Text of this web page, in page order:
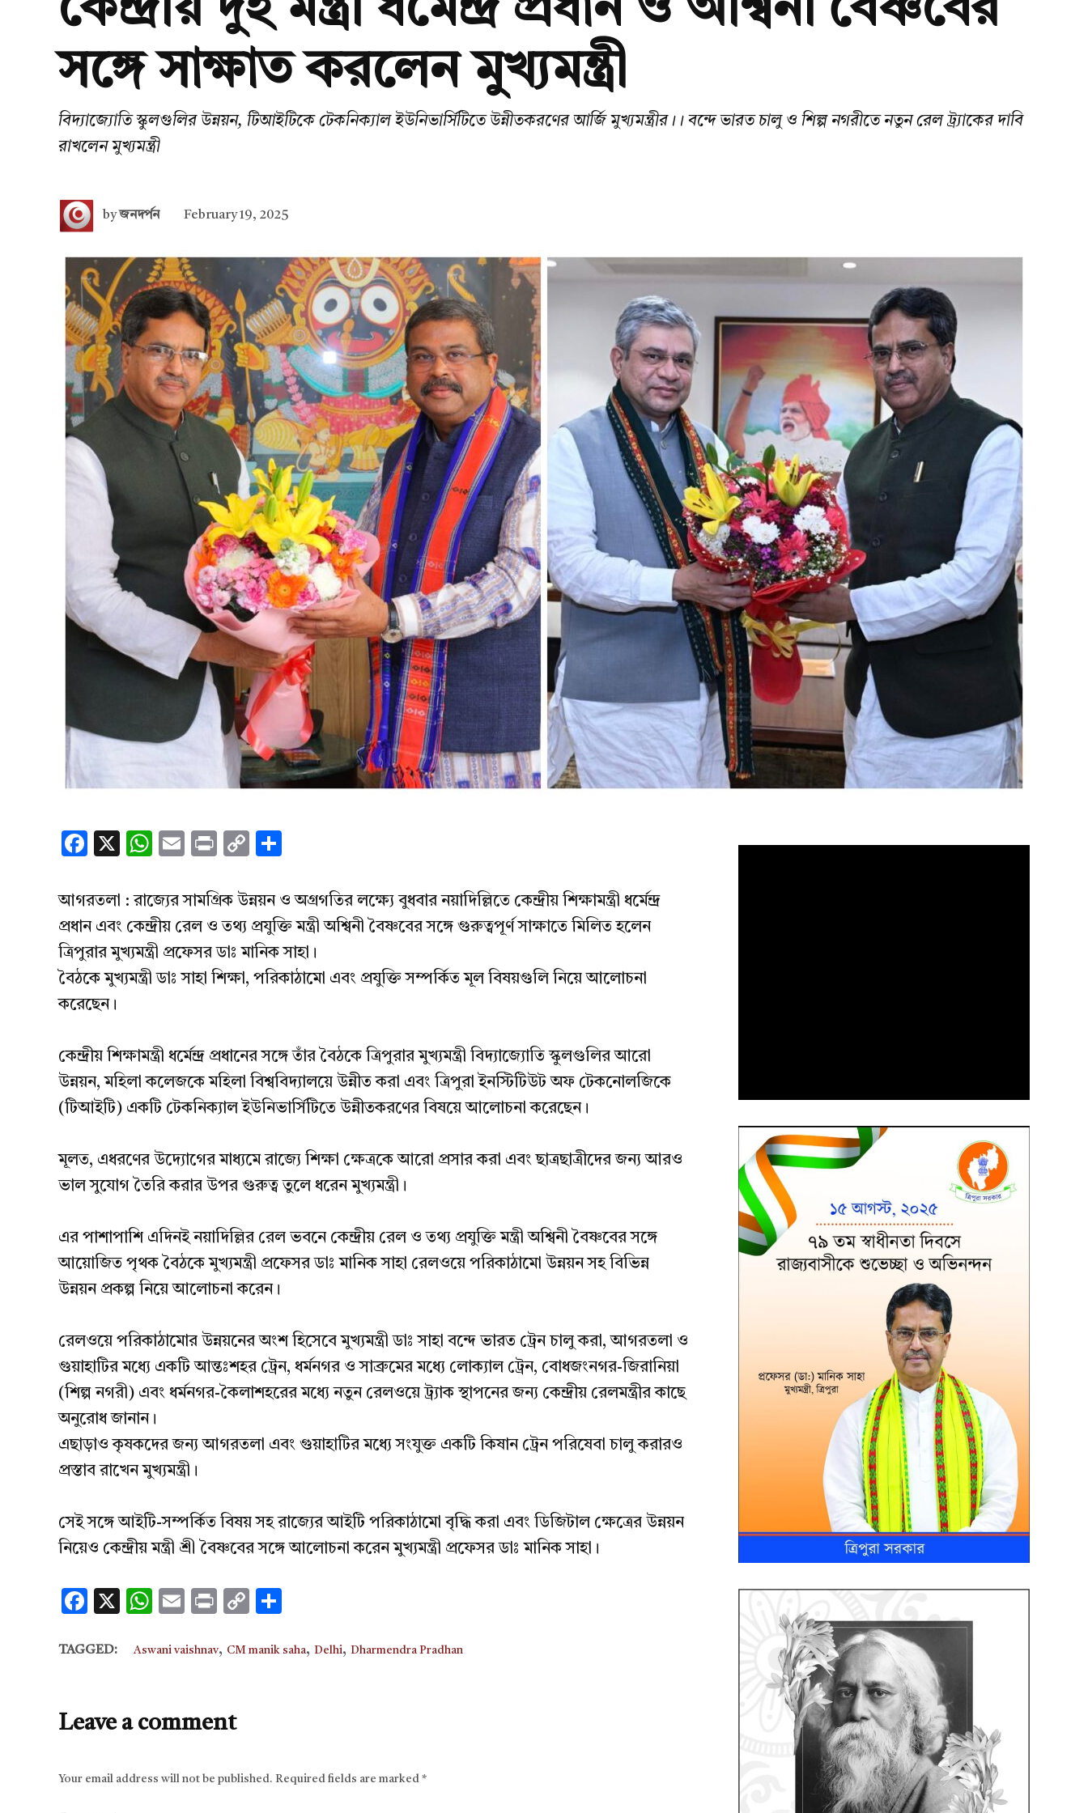
কেন্দ্রীয় দুই মন্ত্রী ধর্মেন্দ্র প্রধান ও অশ্বিনী বৈষ্ণবের
সঙ্গে সাক্ষাত করলেন মুখ্যমন্ত্রী
বিদ্যাজ্যোতি স্কুলগুলির উন্নয়ন, টিআইটিকে টেকনিক্যাল ইউনিভার্সিটিতে উন্নীতকরণের আর্জি মুখ্যমন্ত্রীর।। বন্দে ভারত চালু ও শিল্প নগরীতে নতুন রেল ট্র্যাকের দাবি
রাখলেন মুখ্যমন্ত্রী
byজনদর্পন February 19, 2025
Facebook
X WhatsApp
EmailPrintCopy
আগরতলা : রাজ্যের সামগ্রিক উন্নয়ন ও অগ্রগতির লক্ষ্যে বুধবার নয়াদিল্লিতে কেন্দ্রীয় শিক্ষামন্ত্রী ধর্মেন্দ্র
প্রধান এবং কেন্দ্রীয় রেল ও তথ্য প্রযুক্তি মন্ত্রী অশ্বিনী বৈষ্ণবের সঙ্গে গুরুত্বপূর্ণ সাক্ষাতে মিলিত হলেন
ত্রিপুরার মুখ্যমন্ত্রী প্রফেসর ডাঃ মানিক সাহা।
বৈঠকে মুখ্যমন্ত্রী ডাঃ সাহা শিক্ষা, পরিকাঠামো এবং প্রযুক্তি সম্পর্কিত মূল বিষয়গুলি নিয়ে আলোচনা
করেছেন।
কেন্দ্রীয় শিক্ষামন্ত্রী ধর্মেন্দ্র প্রধানের সঙ্গে তাঁর বৈঠকে ত্রিপুরার মুখ্যমন্ত্রী বিদ্যাজ্যোতি স্কুলগুলির আরো
উন্নয়ন, মহিলা কলেজকে মহিলা বিশ্ববিদ্যালয়ে উন্নীত করা এবং ত্রিপুরা ইনস্টিটিউট অফ টেকনোলজিকে
(টিআইটি) একটি টেকনিক্যাল ইউনিভার্সিটিতে উন্নীতকরণের বিষয়ে আলোচনা করেছেন।
মূলত, এধরণের উদ্যোগের মাধ্যমে রাজ্যে শিক্ষা ক্ষেত্রকে আরো প্রসার করা এবং ছাত্রছাত্রীদের জন্য আরও
ভাল সুযোগ তৈরি করার উপর গুরুত্ব তুলে ধরেন মুখ্যমন্ত্রী।
এর পাশাপাশি এদিনই নয়াদিল্লির রেল ভবনে কেন্দ্রীয় রেল ও তথ্য প্রযুক্তি মন্ত্রী অশ্বিনী বৈষ্ণবের সঙ্গে
আয়োজিত পৃথক বৈঠকে মুখ্যমন্ত্রী প্রফেসর ডাঃ মানিক সাহা রেলওয়ে পরিকাঠামো উন্নয়ন সহ বিভিন্ন
উন্নয়ন প্রকল্প নিয়ে আলোচনা করেন।
রেলওয়ে পরিকাঠামোর উন্নয়নের অংশ হিসেবে মুখ্যমন্ত্রী ডাঃ সাহা বন্দে ভারত ট্রেন চালু করা, আগরতলা ও
গুয়াহাটির মধ্যে একটি আন্তঃশহর ট্রেন, ধর্মনগর ও সাব্রুমের মধ্যে লোক্যাল ট্রেন, বোধজংনগর-জিরানিয়া
(শিল্প নগরী) এবং ধর্মনগর-কৈলাশহরের মধ্যে নতুন রেলওয়ে ট্র্যাক স্থাপনের জন্য কেন্দ্রীয় রেলমন্ত্রীর কাছে
অনুরোধ জানান।
এছাড়াও কৃষকদের জন্য আগরতলা এবং গুয়াহাটির মধ্যে সংযুক্ত একটি কিষান ট্রেন পরিষেবা চালু করারও
প্রস্তাব রাখেন মুখ্যমন্ত্রী।
সেই সঙ্গে আইটি-সম্পর্কিত বিষয় সহ রাজ্যের আইটি পরিকাঠামো বৃদ্ধি করা এবং ডিজিটাল ক্ষেত্রের উন্নয়ন
নিয়েও কেন্দ্রীয় মন্ত্রী শ্রী বৈষ্ণবের সঙ্গে আলোচনা করেন মুখ্যমন্ত্রী প্রফেসর ডাঃ মানিক সাহা।
Facebook
X WhatsApp
EmailPrintCopy
TAGGED: Aswani vaishnav, CM manik saha, Delhi, Dharmendra Pradhan
Leave a comment
Your email address will not be published. Required fields are marked *